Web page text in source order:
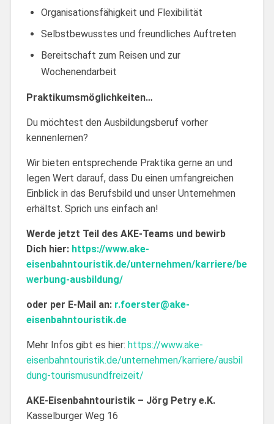
Organisationsfähigkeit und Flexibilität
Selbstbewusstes und freundliches Auftreten
Bereitschaft zum Reisen und zur
Wochenendarbeit
Praktikumsmöglichkeiten…
Du möchtest den Ausbildungsberuf vorher
kennenlernen?
Wir bieten entsprechende Praktika gerne an und
legen Wert darauf, dass Du einen umfangreichen
Einblick in das Berufsbild und unser Unternehmen
erhältst. Sprich uns einfach an!
Werde jetzt Teil des AKE-Teams und bewirb
Dich hier: https://www.ake-
eisenbahntouristik.de/unternehmen/karriere/be
werbung-ausbildung/
oder per E-Mail an: r.foerster@ake-
eisenbahntouristik.de
Mehr Infos gibt es hier: https://www.ake-
eisenbahntouristik.de/unternehmen/karriere/ausbil
dung-tourismusundfreizeit/
AKE-Eisenbahntouristik – Jörg Petry e.K.
Kasselburger Weg 16